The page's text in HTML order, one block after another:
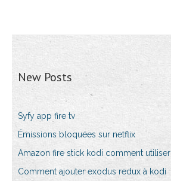
New Posts
Syfy app fire tv
Émissions bloquées sur netflix
Amazon fire stick kodi comment utiliser
Comment ajouter exodus redux à kodi